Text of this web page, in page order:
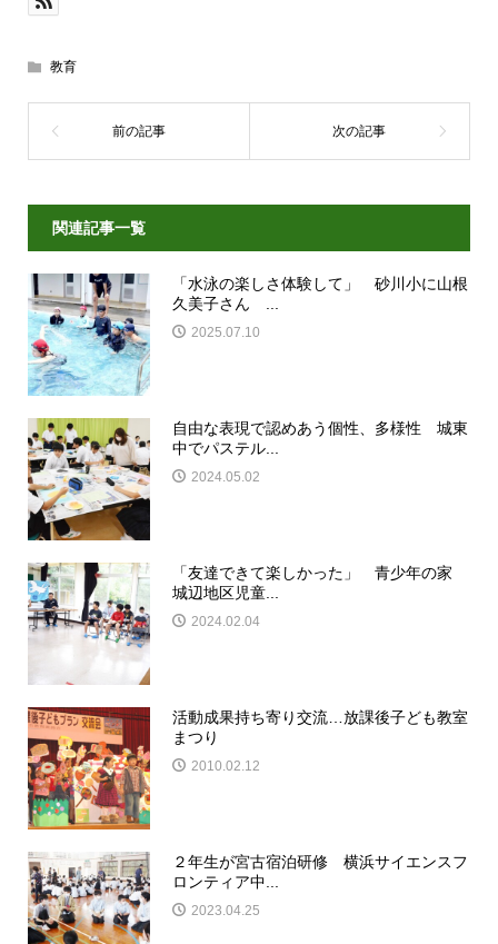
教育
関連記事一覧
「水泳の楽しさ体験して」 砂川小に山根
久美子さん ...
2025.07.10
自由な表現で認めあう個性、多様性 城東
中でパステル...
2024.05.02
「友達できて楽しかった」 青少年の家
城辺地区児童...
2024.02.04
活動成果持ち寄り交流…放課後子ども教室
まつり
2010.02.12
２年生が宮古宿泊研修 横浜サイエンスフ
ロンティア中...
2023.04.25